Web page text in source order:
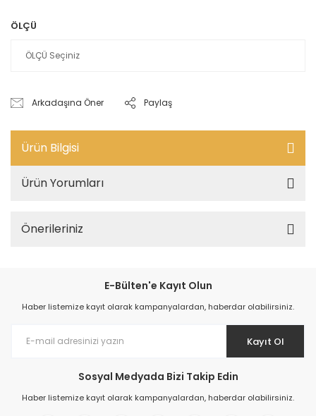
ÖLÇÜ
Arkadaşına Öner Paylaş
Ürün Bilgisi
Ürün Yorumları
Önerileriniz
E-Bülten'e Kayıt Olun
Haber listemize kayıt olarak kampanyalardan, haberdar olabilirsiniz.
Kayıt Ol
Sosyal Medyada Bizi Takip Edin
Haber listemize kayıt olarak kampanyalardan, haberdar olabilirsiniz.